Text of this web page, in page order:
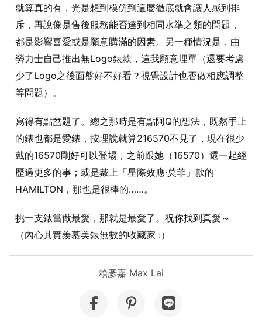
就算真的有，光是想到模仿到這麼徹底就會讓人感到排
斥，再說像是售後服務能否達到相同水準之類的問題，
都是影響喜愛或是願意購滿的因素。另一種情況是，由
勞力士自己推出無Logo錶款，這我願意埋單（還要考慮
少了Logo之後面盤好不好看？視覺設計也否做相應調整
等問題）。
寫得有點岔題了。總之那時是有點阿Q的想法，既然手上
的錶也都是愛錶，按理說就算216570不見了，現在很少
戴的16570剛好可以登場，之前跟她（16570）還一起經
歷過更多的事；或是戴上「星際效應∙莫菲」款的
HAMILTON，那也是很棒的……。
挑一支錶當做最愛，那就是最愛了。祝你找到真愛～
（內心其實羨慕美錶無數的收藏家 :）
賴彥嘉 Max Lai